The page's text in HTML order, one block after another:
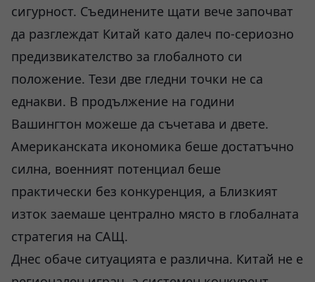
сигурност. Съединените щати вече започват
да разглеждат Китай като далеч по-сериозно
предизвикателство за глобалното си
положение. Тези две гледни точки не са
еднакви. В продължение на години
Вашингтон можеше да съчетава и двете.
Американската икономика беше достатъчно
силна, военният потенциал беше
практически без конкуренция, а Близкият
изток заемаше централно място в глобалната
стратегия на САЩ.
Днес обаче ситуацията е различна. Китай не е